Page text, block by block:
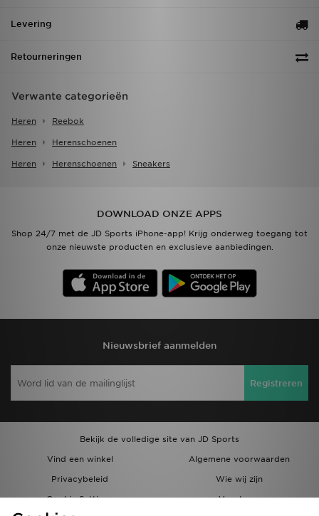
Levering
Retourneringen
Verwante categorieën
Heren Reebok
Heren Herenschoenen
Heren Herenschoenen Sneakers
DOWNLOAD ONZE APPS
Shop 24/7 met de JD Sports iPhone-app! Krijg onderweg toegang tot
onze nieuwste producten en exclusieve aanbiedingen.
Nieuwsbrief aanmelden
Registreren
Bekijk de volledige site van JD Sports
Vind een winkel
Algemene voorwaarden
Privacybeleid
Wie wij zijn
Cookie Settings
Vacatures